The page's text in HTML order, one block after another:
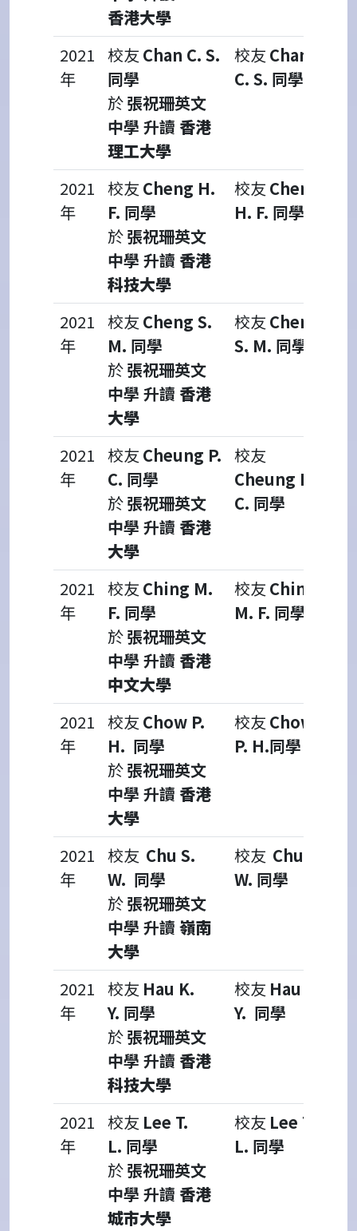
香港大學
2021
年
校友 Chan C. S.
同學
於張祝珊英文
中學 升讀 香港
理工大學
校友 Chan
C. S. 同學
2021
年
校友 Cheng H.
F. 同學
於張祝珊英文
中學 升讀 香港
科技大學
校友 Cheng
H. F. 同學
2021
年
校友 Cheng S.
M. 同學
於張祝珊英文
中學 升讀 香港
大學
校友 Cheng
S. M. 同學
2021
年
校友 Cheung P.
C. 同學
於張祝珊英文
中學 升讀 香港
大學
校友
Cheung P.
C. 同學
2021
年
校友 Ching M.
F. 同學
於張祝珊英文
中學 升讀 香港
中文大學
校友 Ching
M. F. 同學
2021
年
校友 Chow P.
H. 同學
於張祝珊英文
中學 升讀 香港
大學
校友 Chow
P. H.同學
2021
年
校友 Chu S.
W. 同學
於張祝珊英文
中學 升讀 嶺南
大學
校友 Chu S.
W. 同學
2021
年
校友 Hau K.
Y. 同學
於張祝珊英文
中學 升讀 香港
科技大學
校友 Hau K.
Y. 同學
2021
年
校友 Lee T.
L. 同學
於張祝珊英文
中學 升讀 香港
城市大學
校友 Lee T.
L. 同學